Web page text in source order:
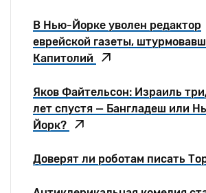
В Нью-Йорке уволен редактор
еврейской газеты,
Капитолий
Яков Файтельсон: Израиль
лет спустя — Бангладеш или
Йорк?
Доверят ли роботам писать